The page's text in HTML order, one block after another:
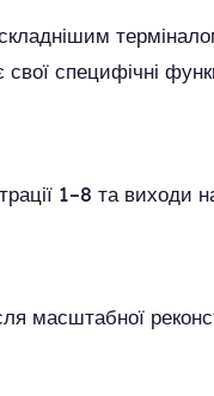
специфічні
1–8 та виходи
масштабної